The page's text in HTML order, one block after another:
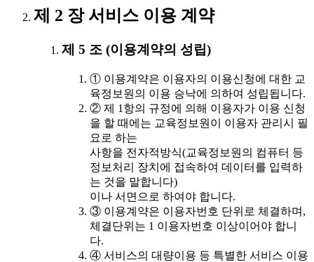
제 2 장 서비스 이용 계약
제 5 조 (이용계약의 성립)
① 이용계약은 이용자의 이용신청에 대한 교
육정보원의 이용 승낙에 의하여 성립됩니다.
② 제 1항의 규정에 의해 이용자가 이용 신청
을 할 때에는 교육정보원이 이용자 관리시 필
요로 하는
사항을 전자적방식(교육정보원의 컴퓨터 등
정보처리 장치에 접속하여 데이터를 입력하
는 것을 말합니다)
이나 서면으로 하여야 합니다.
③ 이용계약은 이용자번호 단위로 체결하며,
체결단위는 1 이용자번호 이상이어야 합니
다.
④ 서비스의 대량이용 등 특별한 서비스 이용